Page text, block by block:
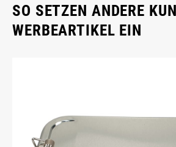
SO SETZEN ANDERE
WERBEARTIKEL EIN